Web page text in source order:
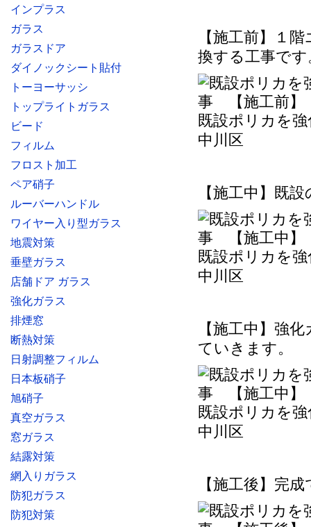
【施工前】１
換する工事です
既設ポリカを
中川区
【施工中】既
既設ポリカを
中川区
【施工中】強
ていきます。
既設ポリカを
中川区
【施工後】完
インプラス
ガラス
ガラスドア
ダイノックシート貼付
トーヨーサッシ
トップライトガラス
ビード
フィルム
フロスト加工
ペア硝子
ルーバーハンドル
ワイヤー入り型ガラス
地震対策
垂壁ガラス
店舗ドア ガラス
強化ガラス
排煙窓
断熱対策
日射調整フィルム
日本板硝子
旭硝子
真空ガラス
窓ガラス
結露対策
網入りガラス
防犯ガラス
防犯対策